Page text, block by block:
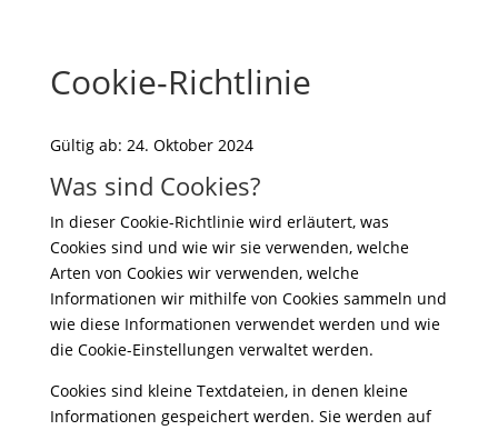
Cookie-Richtlinie
Gültig ab: 24. Oktober 2024
Was sind Cookies?
In dieser Cookie-Richtlinie wird erläutert, was
Cookies sind und wie wir sie verwenden, welche
Arten von Cookies wir verwenden, welche
Informationen wir mithilfe von Cookies sammeln und
wie diese Informationen verwendet werden und wie
die Cookie-Einstellungen verwaltet werden.
Cookies sind kleine Textdateien, in denen kleine
Informationen gespeichert werden. Sie werden auf